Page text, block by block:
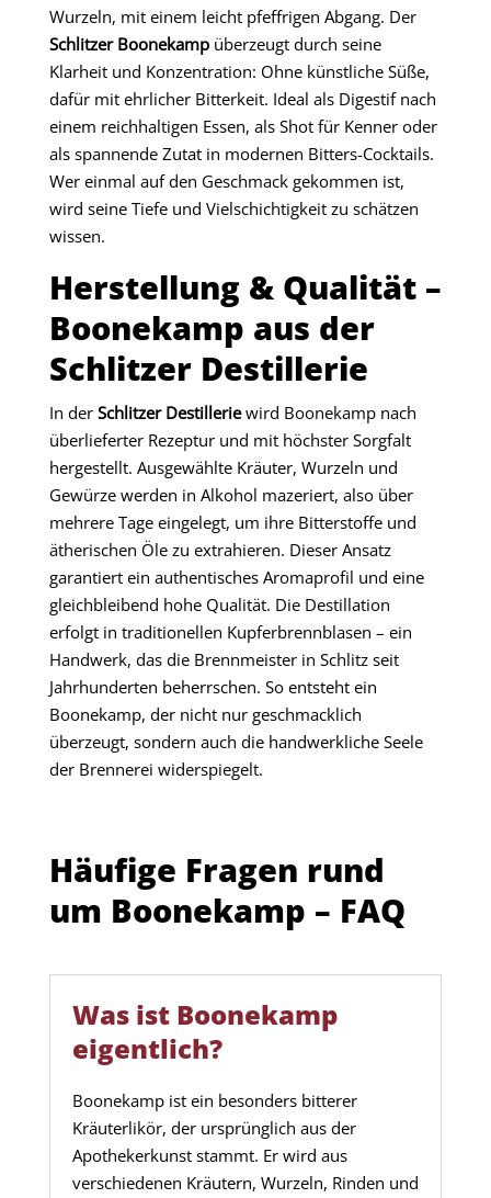
Wurzeln, mit einem leicht pfeffrigen Abgang. Der
Schlitzer Boonekampüberzeugt durch seine
Klarheit und Konzentration: Ohne künstliche Süße,
dafür mit ehrlicher Bitterkeit. Ideal als Digestif nach
einem reichhaltigen Essen, als Shot für Kenner oder
als spannende Zutat in modernen Bitters-Cocktails.
Wer einmal auf den Geschmack gekommen ist,
wird seine Tiefe und Vielschichtigkeit zu schätzen
wissen.
Herstellung & Qualität –
Boonekamp aus der
Schlitzer Destillerie
In der Schlitzer Destilleriewird Boonekamp nach
überlieferter Rezeptur und mit höchster Sorgfalt
hergestellt. Ausgewählte Kräuter, Wurzeln und
Gewürze werden in Alkohol mazeriert, also über
mehrere Tage eingelegt, um ihre Bitterstoffe und
ätherischen Öle zu extrahieren. Dieser Ansatz
garantiert ein authentisches Aromaprofil und eine
gleichbleibend hohe Qualität. Die Destillation
erfolgt in traditionellen Kupferbrennblasen – ein
Handwerk, das die Brennmeister in Schlitz seit
Jahrhunderten beherrschen. So entsteht ein
Boonekamp, der nicht nur geschmacklich
überzeugt, sondern auch die handwerkliche Seele
der Brennerei widerspiegelt.
Häufige Fragen rund
um Boonekamp – FAQ
Was ist Boonekamp
eigentlich?
Boonekamp ist ein besonders bitterer
Kräuterlikör, der ursprünglich aus der
Apothekerkunst stammt. Er wird aus
verschiedenen Kräutern, Wurzeln, Rinden und